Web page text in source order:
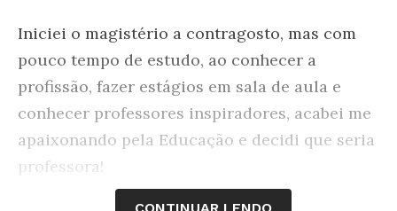
Iniciei o magistério a contragosto, mas com
pouco tempo de estudo, ao conhecer a
profissão, fazer estágios em sala de aula e
conhecer professores inspiradores, acabei me
apaixonando pela Educação e decidi que seria
professora!